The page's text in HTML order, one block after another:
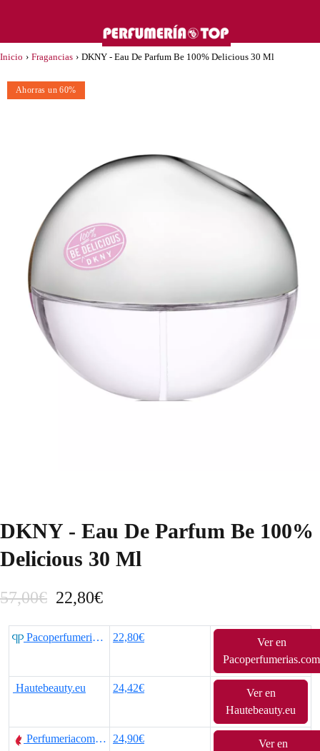
Inicio › Fragancias › DKNY - Eau De Parfum Be 100% Delicious 30 Ml
Ahorras un 60%
DKNY - Eau De Parfum Be 100%
Delicious 30 Ml
57,00€ E
l
r
c
22,80€E
l
r
c
Pacoperfumerias.com 22,80€
Ver en
Pacoperfumerias.com
Hautebeauty.eu 24,42€
Ver en
Hautebeauty.eu
Perfumeriacomas.com 24,90€
Ver en